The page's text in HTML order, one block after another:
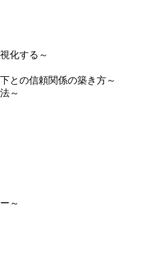
化する～
との信頼関係の築き方～
～
～